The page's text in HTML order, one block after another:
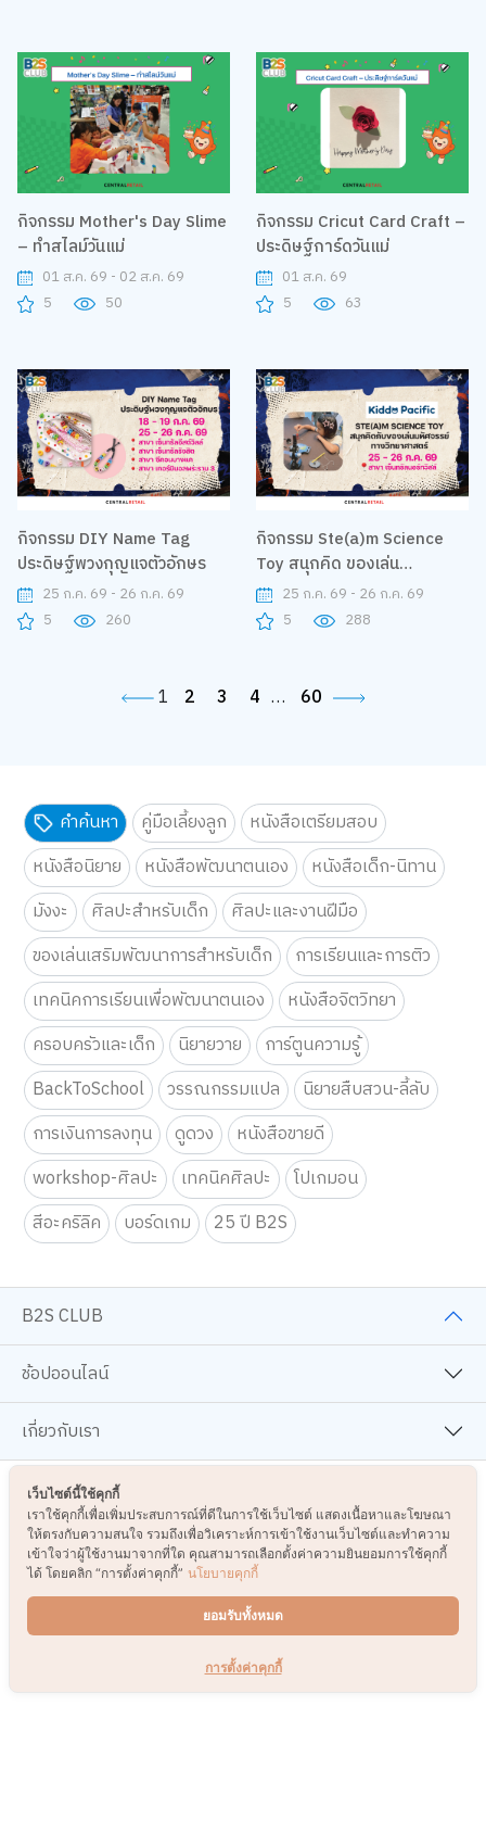
กิจกรรม Mother's Day Slime
– ทำสไลม์วันแม่
01 ส.ค. 69 - 02 ส.ค. 69
5
50
กิจกรรม Cricut Card Craft –
ประดิษฐ์การ์ดวันแม่
01 ส.ค. 69
5
63
กิจกรรม DIY Name Tag
ประดิษฐ์พวงกุญแจตัวอักษร
25 ก.ค. 69 - 26 ก.ค. 69
5
260
กิจกรรม Ste(a)m Science
Toy สนุกคิด ของเล่น
วิทยาศาสตร์
25 ก.ค. 69 - 26 ก.ค. 69
5
288
1 2 3 4 … 60
คำค้นหา คู่มือเลี้ยงลูก
หนังสือเตรียมสอบ
หนังสือนิยาย
หนังสือพัฒนาตนเอง
หนังสือเด็ก-นิทาน
มังงะ
ศิลปะสำหรับเด็ก
ศิลปะและงานฝีมือ
ของเล่นเสริมพัฒนาการสำหรับเด็ก
การเรียนและการติว
เทคนิคการเรียนเพื่อพัฒนาตนเอง
หนังสือจิตวิทยา
ครอบครัวและเด็ก
นิยายวาย
การ์ตูนความรู้
BackToSchool
วรรณกรรมแปล
นิยายสืบสวน-ลี้ลับ
การเงินการลงทุน
ดูดวง
หนังสือขายดี
workshop-ศิลปะ
เทคนิคศิลปะ
โปเกมอน
สีอะคริลิค
บอร์ดเกม 25 ปี B2S
B2S CLUB
ช้อปออนไลน์
เกี่ยวกับเรา
รับข่าวสารและโปรโมชั่น
เว็บไซต์นี้ใช้คุกกี้
เราใช้คุกกี้เพื่อเพิ่มประสบการณ์ที่ดีในการใช้เว็บไซต์ แสดงเนื้อหาและโฆษณา
ให้ตรงกับความสนใจ รวมถึงเพื่อวิเคราะห์การเข้าใช้งานเว็บไซต์และทำความ
เข้าใจว่าผู้ใช้งานมาจากที่ใด คุณสามารถเลือกตั้งค่าความยินยอมการใช้คุกกี้
ได้ โดยคลิก “การตั้งค่าคุกกี้” นโยบายคุกกี้
ยอมรับทั้งหมด
การตั้งค่าคุกกี้